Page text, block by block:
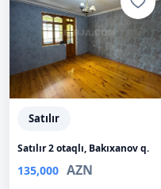
Satılır
Satılır 2 otaqlı, Bakıxanov q.
135,000 AZN